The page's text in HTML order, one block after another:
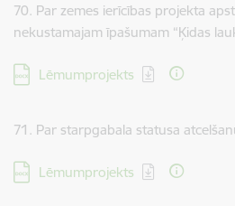
70. Par zemes ierīcības projekta
nekustamajam īpašumam “Ķidas
Lejupielādēt:
Lēmumprojekts
71. Par starpgabala statusa
Lejupielādēt:
Lēmumprojekts